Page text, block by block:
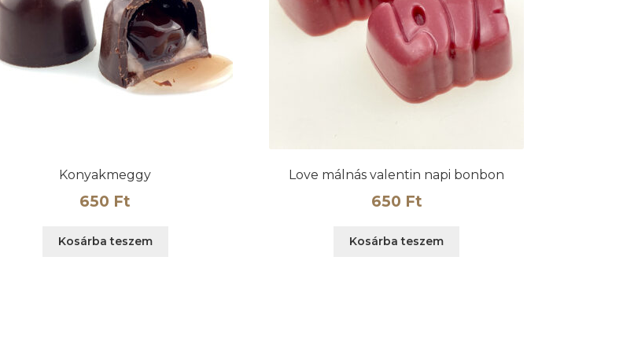
Konyakmeggy
650 Ft
Kosárba teszem
Love málnás valentin napi bonbon
650 Ft
Kosárba teszem